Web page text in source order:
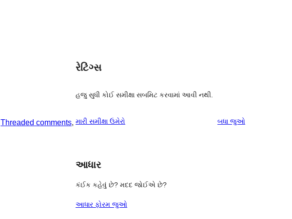
Threaded comments
રેટિંગ્સ
હજુ સુધી કોઈ સમીક્ષા સબમિટ કરવામાં આવી નથી.
મારી સમીક્ષા ઉમેરો બધા સમીક્ષાઓ
જુઓ
આધાર
કંઈક કહેવું છે? મદદ જોઈએ છે?
આધાર ફોરમ જુઓ